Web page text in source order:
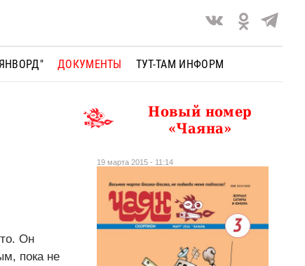
ДОКУМЕНТЫ ТУТ-ТАМ ИНФОРМ
Он
пока не
Новый номер
«Чаяна»
19 марта 2015 - 11:14